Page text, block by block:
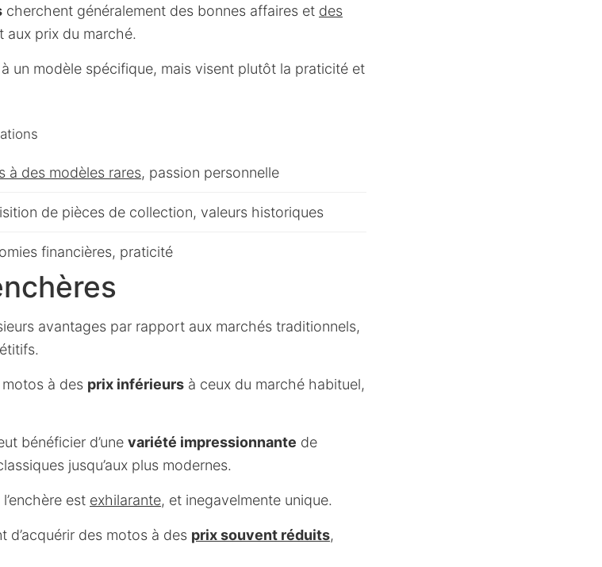
cherchent généralement des bonnes affaires et des
aux prix du marché.
un modèle spécifique, mais visent plutôt la praticité et
à des modèles rares, passion personnelle
de pièces de collection, valeurs historiques
financières, praticité
avantages par rapport aux marchés traditionnels,
à des prix inférieurs à ceux du marché habituel,
bénéficier d’une variété impressionnante de
jusqu’aux plus modernes.
est exhilarante, et inegavelmente unique.
d’acquérir des motos à des prix souvent réduits,